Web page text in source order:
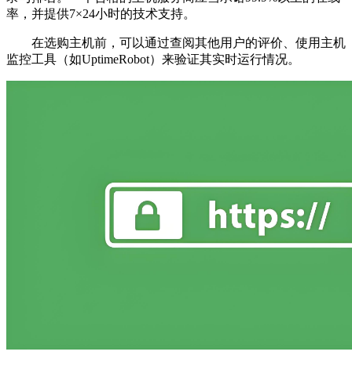
率，并提供7×24小时的技术支持。
在选购主机前，可以通过查阅其他用户的评价、使用主机
监控工具（如UptimeRobot）来验证其实时运行情况。